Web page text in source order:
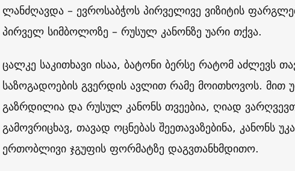
ლანძღავდა – ევროსაბჭოს პირველივე ვიზიტის
პირველ სიმბოლოზე – რუსულ კანონზე უარი თქვა.
ცალკე საკითხავი ისაა, ბატონი ბერსე რატომ აძლევს
საზოგადოების გვერდის ავლით რამე მოითხოვოს. მით
გაზრდილია და რუსულ კანონს თვეებია, ღიად
გამოვრიცხავ, თავად ოცნებას შეეთავაზებინა, კანონს
ერთობლივი ჯგუფის ფორმატზე დაგვთანხმდითო.